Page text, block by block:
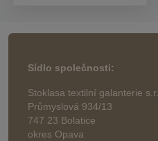
Sídlo společnosti:
Stoklasa textilní galanterie
Průmyslová 934/13
747 23 Bolatice
okres Opava